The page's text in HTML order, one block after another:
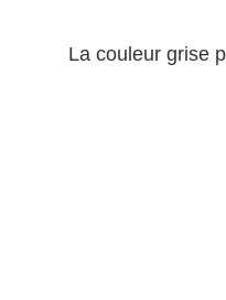
La couleur grise